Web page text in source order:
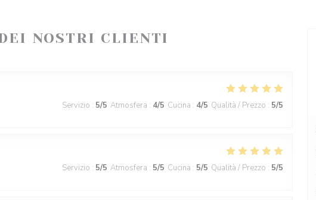
NOSTRI CLIENTI
Servizio : 5/5 Atmosfera : 4/5 Cucina : 4/5 Qualità / Prezzo : 5/5
Servizio : 5/5 Atmosfera : 5/5 Cucina : 5/5 Qualità / Prezzo : 5/5